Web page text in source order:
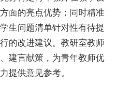
面的亮点优势；同时精准
生问题清单针对性有待提
的改进建议。教研室教师
建言献策，为青年教师优
提供意见参考。